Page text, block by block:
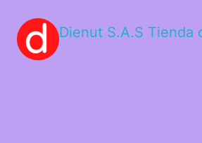
Dienut S.A.S Tienda